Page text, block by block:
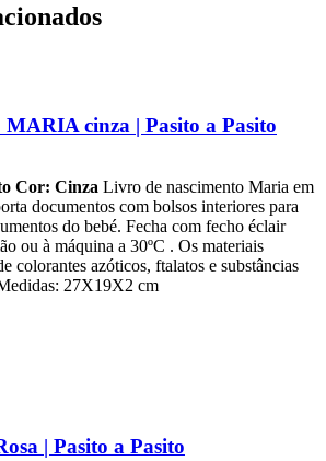
cinza | Pasito a Pasito
Cor: Cinza Livro de nascimento Maria em
documentos com bolsos interiores para
do bebé. Fecha com fecho éclair
ou à máquina a 30ºC . Os materiais
colorantes azóticos, ftalatos e substâncias
27X19X2 cm
| Pasito a Pasito